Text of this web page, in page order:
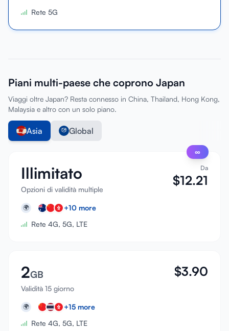
Rete 5G
Piani multi-paese che coprono Japan
Viaggi oltre Japan? Resta connesso in China, Thailand, Hong Kong,
Malaysia e altro con un solo piano.
Asia Global
∞
Illimitato
Opzioni di validità multiple
Da
$12.21
🌍 +10 more
Rete 4G, 5G, LTE
2GB
Validità 15 giorno
$3.90
🌍 +15 more
Rete 4G, 5G, LTE